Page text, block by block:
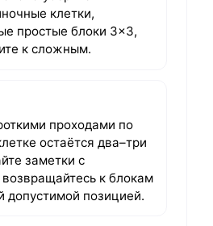
клетки,
простые блоки 3×3,
к сложным.
проходами по
остаётся два–три
заметки с
к блокам
допустимой позицией.